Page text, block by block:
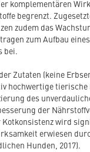
komplementären
begrenzt.
zudem das
zum Aufbau
bei.
Zutaten (keine
hochwertige tierische
des
der
Kotkonsistenz wird
erwiesen
Hunden, 2017).